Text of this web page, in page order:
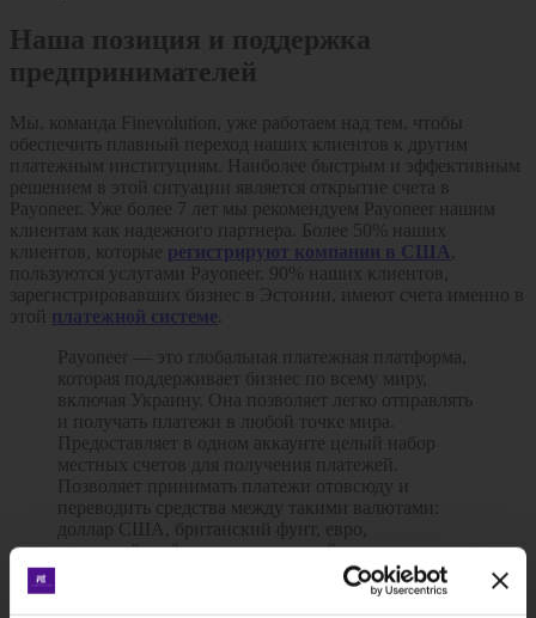
Наша позиция и поддержка
предпринимателей
Мы, команда Finevolution, уже работаем над тем, чтобы
обеспечить плавный переход наших клиентов к другим
платежным институциям. Наиболее быстрым и эффективным
решением в этой ситуации является открытие счета в
Payoneer. Уже более 7 лет мы рекомендуем Payoneer нашим
клиентам как надежного партнера. Более 50% наших
клиентов, которые регистрируют компании в США
пользуются услугами Payoneer. 90% наших клиентов,
зарегистрировавших бизнес в Эстонии, имеют счета именно в
этой платежной системе
Payoneer — это глобальная платежная платформа,
которая поддерживает бизнес по всему миру,
включая Украину. Она позволяет легко отправлять
и получать платежи в любой точке мира.
Предоставляет в одном аккаунте целый набор
местных счетов для получения платежей.
Позволяет принимать платежи отовсюду и
переводить средства между такими валютами:
доллар США, британский фунт, евро,
австралийский доллар, канадский доллар,
сингапурский доллар, гонконгский доллар,
дирхам ОАЭ, китайский юань и японская иена,